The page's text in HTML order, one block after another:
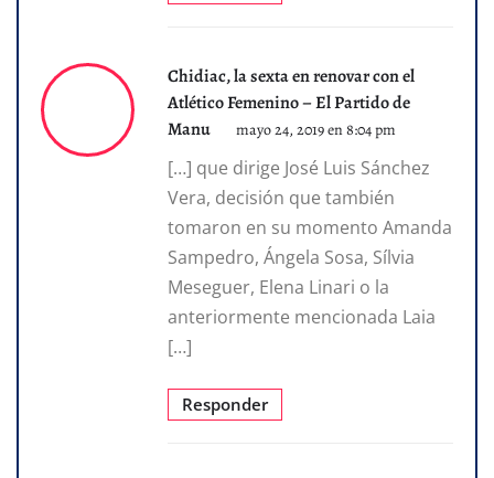
Chidiac, la sexta en renovar con el
Atlético Femenino – El Partido de
Manu
mayo 24, 2019 en 8:04 pm
[…] que dirige José Luis Sánchez
Vera, decisión que también
tomaron en su momento Amanda
Sampedro, Ángela Sosa, Sílvia
Meseguer, Elena Linari o la
anteriormente mencionada Laia
[…]
Responder